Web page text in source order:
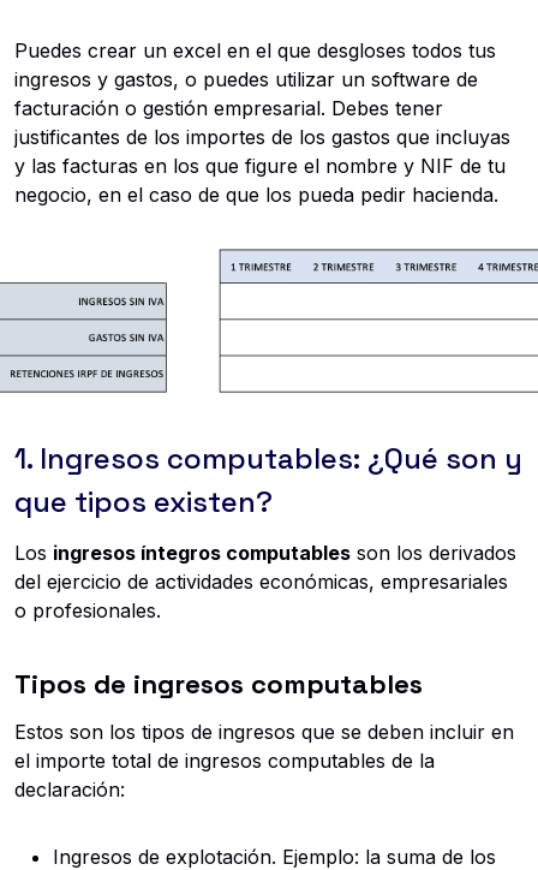
Puedes crear un excel en el que desgloses todos tus
ingresos y gastos, o puedes utilizar un software de
facturación o gestión empresarial. Debes tener
justificantes de los importes de los gastos que incluyas
y las facturas en los que figure el nombre y NIF de tu
negocio, en el caso de que los pueda pedir hacienda.
1. Ingresos computables: ¿Qué son y
que tipos existen?
Los ingresos íntegros computables son los derivados
del ejercicio de actividades económicas, empresariales
o profesionales.
Tipos de ingresos computables
Estos son los tipos de ingresos que se deben incluir en
el importe total de ingresos computables de la
declaración:
Ingresos de explotación. Ejemplo: la suma de los